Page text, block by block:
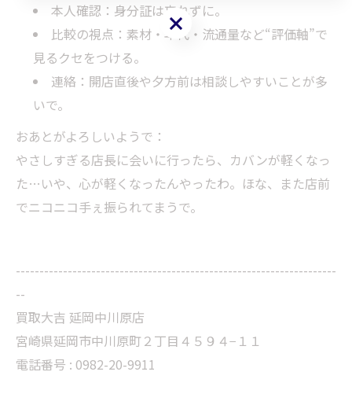
本人確認：身分証は忘れずに。
比較の視点：素材・年代・流通量など“評価軸”で
見るクセをつける。
連絡：開店直後や夕方前は相談しやすいことが多
いで。
おあとがよろしいようで：
やさしすぎる店長に会いに行ったら、カバンが軽くなっ
た…いや、心が軽くなったんやったわ。ほな、また店前
でニコニコ手ぇ振られてまうで。
--------------------------------------------------------------------
--
買取大吉 延岡中川原店
宮崎県延岡市中川原町２丁目４５９４−１１
電話番号 : 0982-20-9911
お問い合わせはこちら